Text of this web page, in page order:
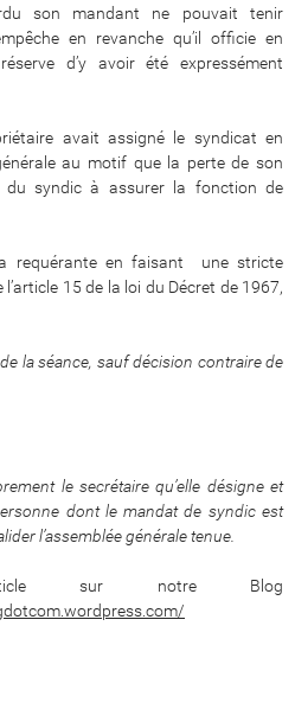
son mandant ne pouvait tenir
en revanche qu’il officie en
d’y avoir été expressément
avait assigné le syndicat en
au motif que la perte de son
du syndic à assurer la fonction de
requérante en faisant une stricte
15 de la loi du Décret de 1967,
la séance, sauf décision contraire de
le secrétaire qu’elle désigne et
dont le mandat de syndic est
l’assemblée générale tenue.
sur notre Blog